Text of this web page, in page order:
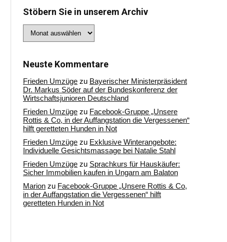
Stöbern Sie in unserem Archiv
Sie
Archiv
Neuste Kommentare
Frieden Umzüge zu Bayerischer Ministerpräsident
Dr. Markus Söder auf der Bundeskonferenz der
Wirtschaftsjunioren Deutschland
Frieden Umzüge zu Facebook-Gruppe „Unsere
Rottis & Co, in der Auffangstation die Vergessenen“
hilft geretteten Hunden in Not
Frieden Umzüge zu Exklusive Winterangebote:
Individuelle Gesichtsmassage bei Natalie Stahl
Frieden Umzüge zu Sprachkurs für Hauskäufer:
Sicher Immobilien kaufen in Ungarn am Balaton
Marion zu Facebook-Gruppe „Unsere Rottis & Co,
in der Auffangstation die Vergessenen“ hilft
geretteten Hunden in Not